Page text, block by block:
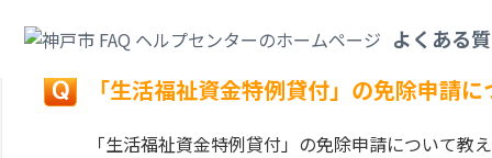
よくある
戻る
「生活福祉資金特例貸付」の免除申請
「生活福祉資金特例貸付」の免除申請について教